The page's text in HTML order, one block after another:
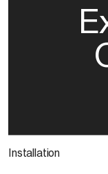
Installation